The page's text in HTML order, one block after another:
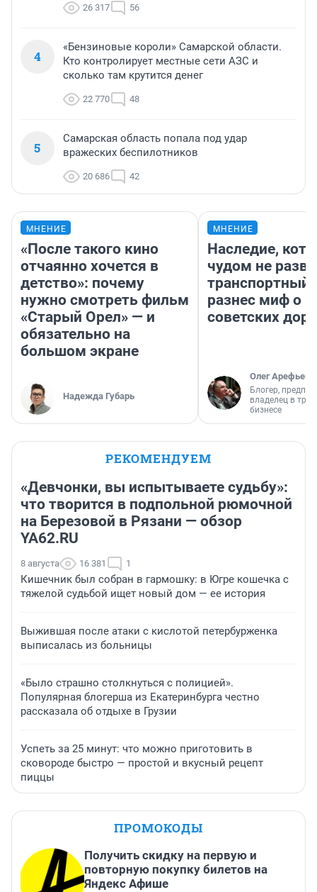
26 317 56
4
«Бензиновые короли» Самарской области.
Кто контролирует местные сети АЗС и
сколько там крутится денег
22 770 48
5
Самарская область попала под удар
вражеских беспилотников
20 686 42
МНЕНИЕ
«После такого кино
отчаянно хочется в
детство»: почему
нужно смотреть фильм
«Старый Орел» — и
обязательно на
большом экране
Надежда Губарь
МНЕНИЕ
Наследие,
чудом не
транспортный
разнес миф о
советских
Олег Арефьев
Блогер,
владелец в
бизнесе
РЕКОМЕНДУЕМ
«Девчонки, вы испытываете судьбу»:
что творится в подпольной рюмочной
на Березовой в Рязани — обзор
YA62.RU
8 августа 16 381 1
Кишечник был собран в гармошку: в Югре кошечка с
тяжелой судьбой ищет новый дом — ее история
Выжившая после атаки с кислотой петербурженка
выписалась из больницы
«Было страшно столкнуться с полицией».
Популярная блогерша из Екатеринбурга честно
рассказала об отдыхе в Грузии
Успеть за 25 минут: что можно приготовить в
сковороде быстро — простой и вкусный рецепт
пиццы
ПРОМОКОДЫ
Получить скидку на первую и
повторную покупку билетов на
Яндекс Афише